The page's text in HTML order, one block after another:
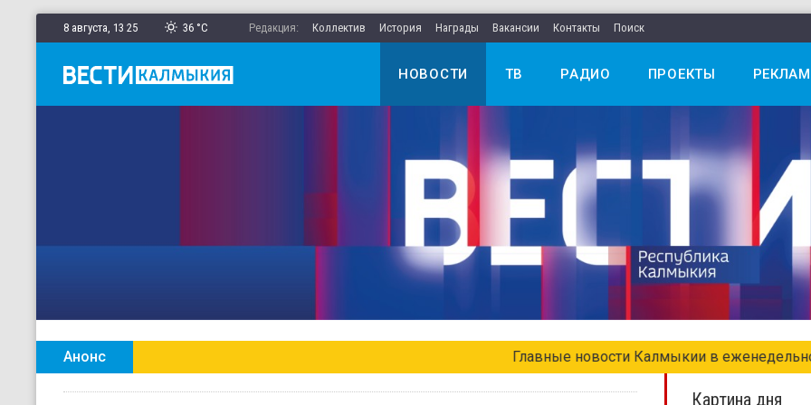
8 августа, 13 25 36 °C Редакция: Коллектив История Награды Вакансии Контакты Поиск
НОВОСТИ ТВ РАДИО ПРОЕКТЫ
Анонс Главные новости Калмыкии в еженедельном выпуске «Местное время. Воскресенье»
Картина дня